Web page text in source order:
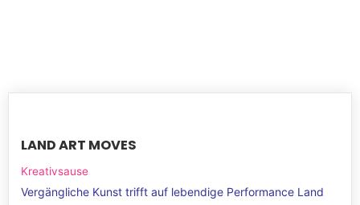
LAND ART MOVES
Kreativsause
Vergängliche Kunst trifft auf lebendige Performance Land